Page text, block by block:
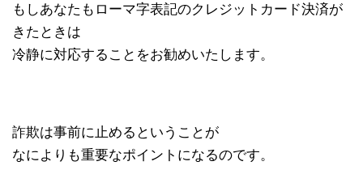
もしあなたもローマ字表記のクレジットカード決済が
きたときは
冷静に対応することをお勧めいたします。
詐欺は事前に止めるということが
なによりも重要なポイントになるのです。